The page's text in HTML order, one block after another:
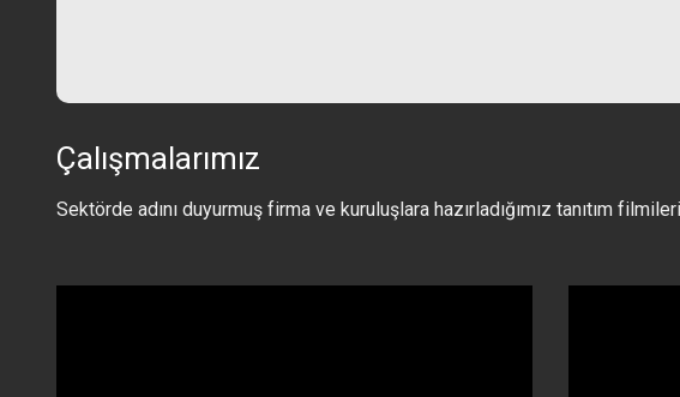
Çalışmalarımız
Sektörde adını duyurmuş firma ve kuruluşlara hazırladığımız tanıtım